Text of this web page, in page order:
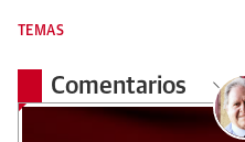
TEMAS
Comentarios